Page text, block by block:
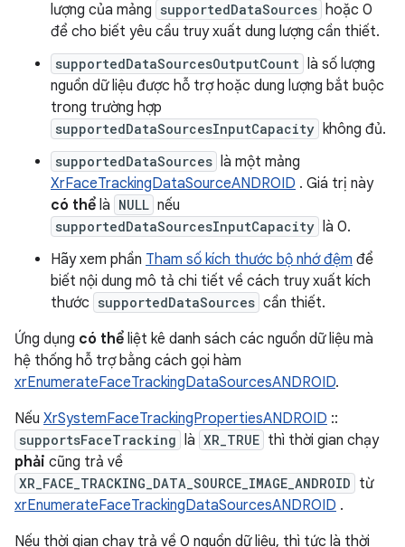
lượng của mảng supportedDataSources hoặc 0
để cho biết yêu cầu truy xuất dung lượng cần thiết.
supportedDataSourcesOutputCount là số lượng
nguồn dữ liệu được hỗ trợ hoặc dung lượng bắt buộc
trong trường hợp
supportedDataSourcesInputCapacity không đủ.
supportedDataSources là một mảng
XrFaceTrackingDataSourceANDROID . Giá trị này
có thể là NULL nếu
supportedDataSourcesInputCapacity là 0.
Hãy xem phần Tham số kích thước bộ nhớ đệm để
biết nội dung mô tả chi tiết về cách truy xuất kích
thước supportedDataSources cần thiết.
Ứng dụng có thể liệt kê danh sách các nguồn dữ liệu mà
hệ thống hỗ trợ bằng cách gọi hàm
xrEnumerateFaceTrackingDataSourcesANDROID.
Nếu XrSystemFaceTrackingPropertiesANDROID ::
supportsFaceTracking là XR_TRUE thì thời gian chạy
phải cũng trả về
XR_FACE_TRACKING_DATA_SOURCE_IMAGE_ANDROID từ
xrEnumerateFaceTrackingDataSourcesANDROID .
Nếu thời gian chạy trả về 0 nguồn dữ liệu, thì tức là thời